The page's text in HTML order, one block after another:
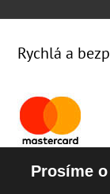
Rychlá a
Prosíme